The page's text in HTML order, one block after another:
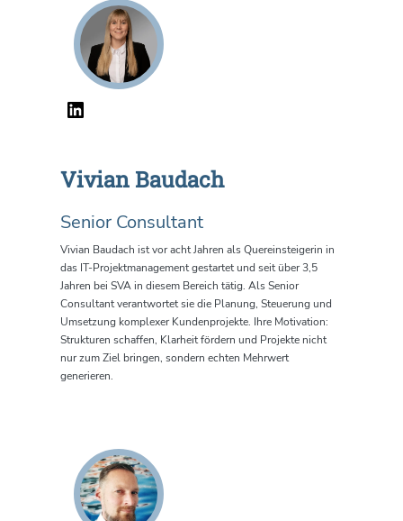
Vivian Baudach
Senior Consultant
Vivian Baudach ist vor acht Jahren als Quereinsteigerin in
das IT-Projektmanagement gestartet und seit über 3,5
Jahren bei SVA in diesem Bereich tätig. Als Senior
Consultant verantwortet sie die Planung, Steuerung und
Umsetzung komplexer Kundenprojekte. Ihre Motivation:
Strukturen schaffen, Klarheit fördern und Projekte nicht
nur zum Ziel bringen, sondern echten Mehrwert
generieren.